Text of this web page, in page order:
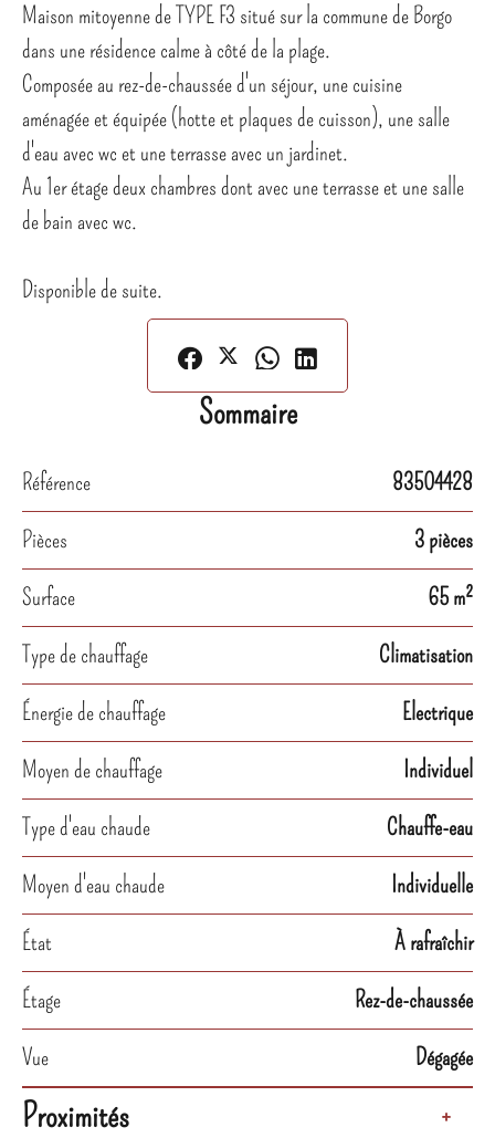
Maison mitoyenne de TYPE F3 situé sur la commune de Borgo
dans une résidence calme à côté de la plage.
Composée au rez-de-chaussée d'un séjour, une cuisine
aménagée et équipée (hotte et plaques de cuisson), une salle
d'eau avec wc et une terrasse avec un jardinet.
Au 1er étage deux chambres dont avec une terrasse et une salle
de bain avec wc.
Disponible de suite.
Sommaire
Référence
83504428
Pièces
3 pièces
Surface
65 m²
Type de chauffage
Climatisation
Énergie de chauffage
Electrique
Moyen de chauffage
Individuel
Type d'eau chaude
Chauffe-eau
Moyen d'eau chaude
Individuelle
État
À rafraîchir
Étage
Rez-de-chaussée
Vue
Dégagée
Proximités +